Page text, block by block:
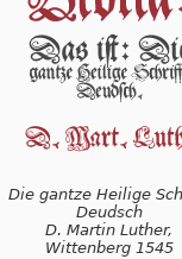
Die gantze Heilige
Deudsch
D. Martin Luther,
Wittenberg 1545